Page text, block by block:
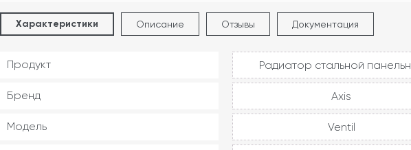
Характеристики Описание Отзывы Документация
Продукт Радиатор стальной
Бренд Axis
Модель Ventil